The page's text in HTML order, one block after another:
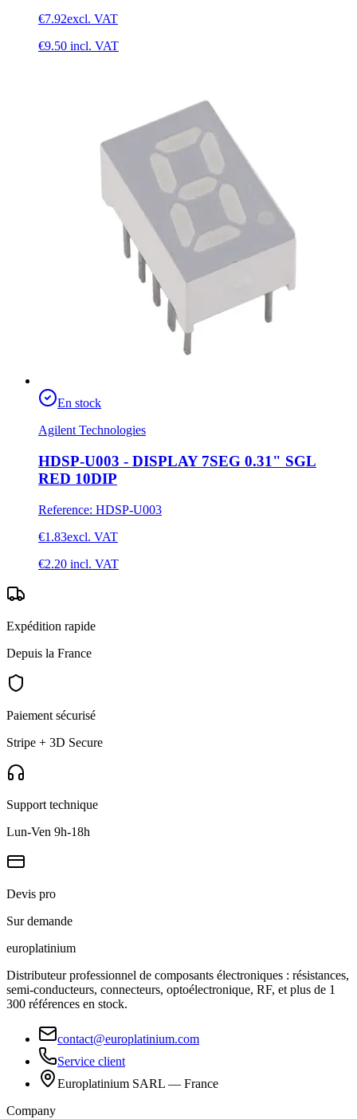
€7.92excl. VAT
€9.50 incl. VAT
En stock
Agilent Technologies
HDSP-U003 - DISPLAY 7SEG 0.31" SGL
RED 10DIP
Reference: HDSP-U003
€1.83excl. VAT
€2.20 incl. VAT
Expédition rapide
Depuis la France
Paiement sécurisé
Stripe + 3D Secure
Support technique
Lun-Ven 9h-18h
Devis pro
Sur demande
europlatinium
Distributeur professionnel de composants électroniques : résistances,
semi-conducteurs, connecteurs, optoélectronique, RF, et plus de 1
300 références en stock.
contact@europlatinium.com
Service client
Europlatinium SARL — France
Company